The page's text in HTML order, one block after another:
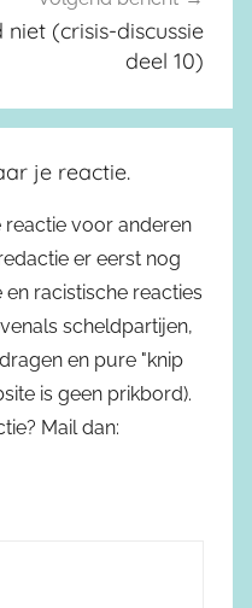
(crisis-discussie
deel 10)
je reactie.
reactie voor anderen
er eerst nog
en racistische reacties
scheldpartijen,
en pure "knip
is geen prikbord).
Mail dan: